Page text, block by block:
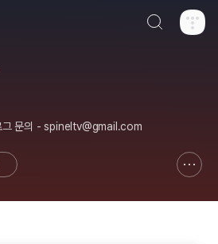
연예인 행사 사진 영상 팀블로그 문의 - spineltv@gmail.com